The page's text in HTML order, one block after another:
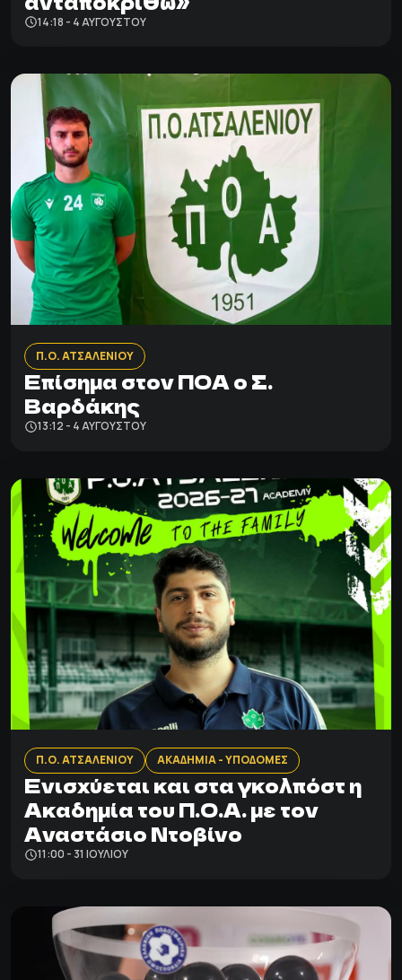
14:18 - 4 ΑΥΓΟΎΣΤΟΥ
Π.Ο. ΑΤΣΑΛΕΝΙΟΥ
Επίσημα στον ΠΟΑ ο Σ.
Βαρδάκης
13:12 - 4 ΑΥΓΟΎΣΤΟΥ
Π.Ο. ΑΤΣΑΛΕΝΙΟΥ ΑΚΑΔΗΜΙΑ - ΥΠΟΔΟΜΕΣ
Ενισχύεται και στα γκολπόστ η
Ακαδημία του Π.Ο.Α. με τον
Αναστάσιο Ντοβίνο
11:00 - 31 ΙΟΥΛΊΟΥ